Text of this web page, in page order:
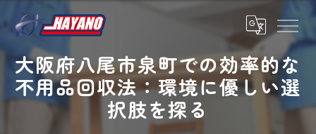
大阪府八尾市泉町での効率的な
不用品回収法：環境に優しい選
択肢を探る